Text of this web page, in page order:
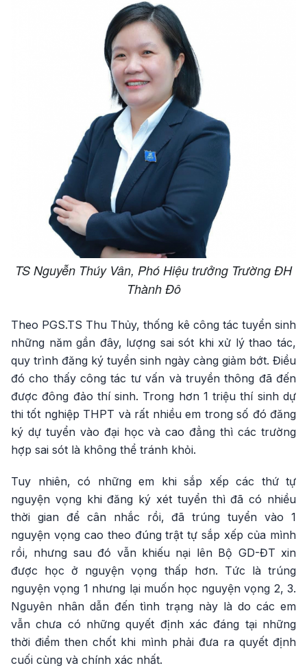
TS Nguyễn Thúy Vân, Phó Hiệu trưởng Trường ĐH
Thành Đô
Theo PGS.TS Thu Thủy, thống kê công tác tuyển sinh
những năm gần đây, lượng sai sót khi xử lý thao tác,
quy trình đăng ký tuyển sinh ngày càng giảm bớt. Điều
đó cho thấy công tác tư vấn và truyền thông đã đến
được đông đảo thí sinh. Trong hơn 1 triệu thí sinh dự
thi tốt nghiệp THPT và rất nhiều em trong số đó đăng
ký dự tuyển vào đại học và cao đẳng thì các trường
hợp sai sót là không thể tránh khỏi.
Tuy nhiên, có những em khi sắp xếp các thứ tự
nguyện vọng khi đăng ký xét tuyển thì đã có nhiều
thời gian để cân nhắc rồi, đã trúng tuyển vào 1
nguyện vọng cao theo đúng trật tự sắp xếp của mình
rồi, nhưng sau đó vẫn khiếu nại lên Bộ GD-ĐT xin
được học ở nguyện vọng thấp hơn. Tức là trúng
nguyện vọng 1 nhưng lại muốn học nguyện vọng 2, 3.
Nguyên nhân dẫn đến tình trạng này là do các em
vẫn chưa có những quyết định xác đáng tại những
thời điểm then chốt khi mình phải đưa ra quyết định
cuối cùng và chính xác nhất.